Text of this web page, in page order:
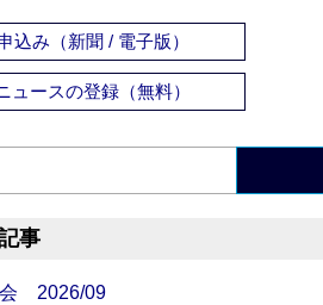
込み（新聞 / 電子版）
ュースの登録（無料）
事
会 2026/09